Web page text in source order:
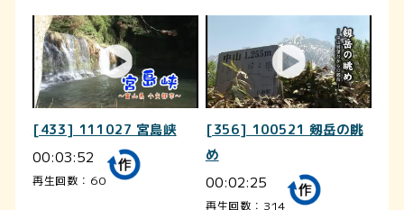
[433] 111027 宮島峡
00:03:52
再生回数：60
[356] 100521 剱岳の眺
め
00:02:25
再生回数：314